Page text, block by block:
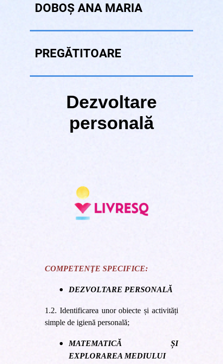
DOBOȘ ANA MARIA
PREGĂTITOARE
Dezvoltare
personală
COMPETENŢE SPECIFICE:
DEZVOLTARE PERSONALĂ
1.2. Identificarea unor obiecte și activități
simple de igienă personală;
MATEMATICĂ ȘI
EXPLORAREA MEDIULUI